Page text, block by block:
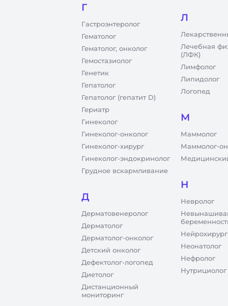
Г
Гастроэнтеролог
Гематолог
Гематолог, онколог
Гемостазиолог
Генетик
Гепатолог
Гепатолог (гепатит D)
Гериатр
Гинеколог
Гинеколог-онколог
Гинеколог-хирург
Гинеколог-эндокринолог
Грудное вскармливание
Д
Дерматовенеролог
Дерматолог
Дерматолог-онколог
Детский онколог
Дефектолог-логопед
Диетолог
Дистанционный
мониторинг
Л
Лечебная
(ЛФК)
Лимфолог
Липидолог
Логопед
М
Маммолог
Маммолог-
Н
Невролог
Нейрохирург
Неонатолог
Нефролог
Нутрициолог